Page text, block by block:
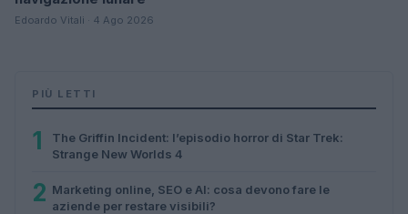
Edoardo Vitali · 4 Ago 2026
PIÙ LETTI
1
The Griffin Incident: l’episodio horror di Star Trek:
Strange New Worlds 4
2 Marketing online, SEO e AI: cosa devono fare le
aziende per restare visibili?